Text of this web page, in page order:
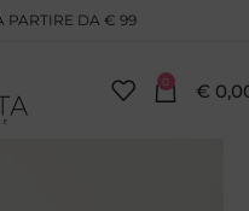
PARTIRE DA € 99
0 €